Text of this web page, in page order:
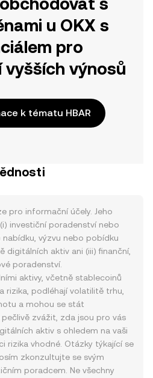
u OKX s
pro
vyšších výnosů
k tématu HBAR
pro informační účely. Jeho
investiční poradenství nebo
výzvu nebo pobídku
digitálních aktiv ani (iii) finanční,
poradenství.
aktivy, včetně stablecoinů
rizika, podléhají volatilitě trhu,
a mohou se stát
zvážit, zda jsou pro vás
aktiv s ohledem na vaši
rizika vhodné. Otázky týkající se
zkonzultujte se svým
poradcem. Ne všechny